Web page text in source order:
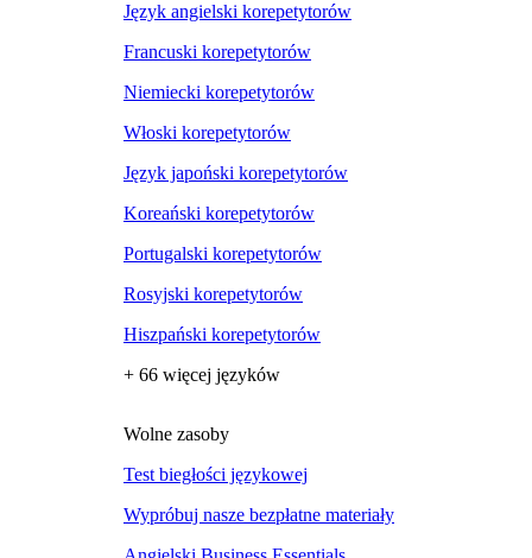
Język angielski korepetytorów
Francuski korepetytorów
Niemiecki korepetytorów
Włoski korepetytorów
Język japoński korepetytorów
Koreański korepetytorów
Portugalski korepetytorów
Rosyjski korepetytorów
Hiszpański korepetytorów
+ 66 więcej języków
Wolne zasoby
Test biegłości językowej
Wypróbuj nasze bezpłatne materiały